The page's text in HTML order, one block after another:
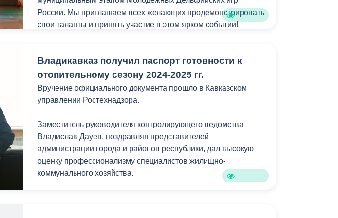
Бесплатная юридическая помощь
Выборы 2026
России. Мы приглашаем всех желающих продемонстрировать
свои таланты и принять участие в этом ярком событии!
-Народное и эстрадное пение
-Народный и современный танец
-Авторская песня
-Художественное чтение
-Кино
-Рэп
-Инструментальные номинации
-Изобразительное искусство
Победители получат шанс выступить на республиканском
Владикавказ получил паспорт готовности к
отопительному сезону 2024-2025 гг.
Вручение официального документа прошло в Кавказском
управлении Ростехнадзора.
Заместитель руководителя контролирующего ведомства
Владислав Дауев, поздравляя представителей
администрации города и районов республики, дал высокую
оценку профессионализму специалистов жилищно-
коммунального хозяйства.